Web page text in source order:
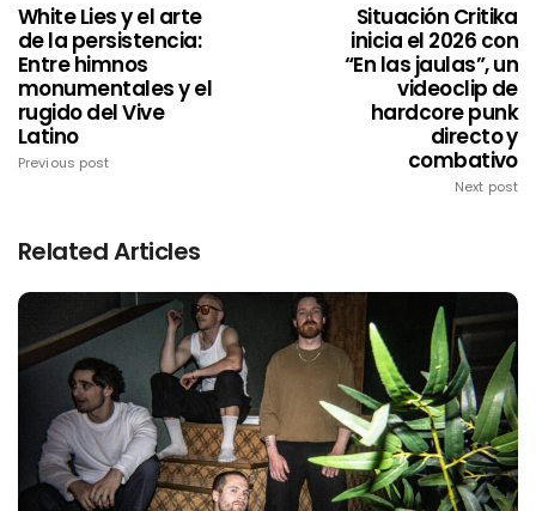
White Lies y el arte
de la persistencia:
Entre himnos
monumentales y el
rugido del Vive
Latino
Previous post
Situación Critika
inicia el 2026 con
“En las jaulas”, un
videoclip de
hardcore punk
directo y
combativo
Next post
Related Articles